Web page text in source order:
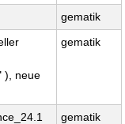
gematik
), neue
gematik
gematik